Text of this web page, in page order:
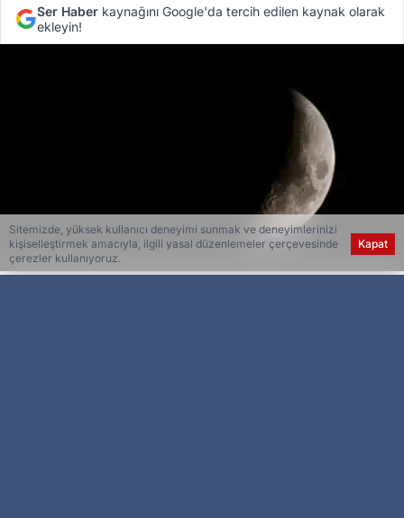
Ser Haber kaynağını Google'da tercih edilen kaynak olarak
ekleyin!
Sitemizde, yüksek kullanıcı deneyimi sunmak ve deneyimlerinizi
kişiselleştirmek amacıyla, ilgili yasal düzenlemeler çerçevesinde
çerezler kullanıyoruz.
Kapat